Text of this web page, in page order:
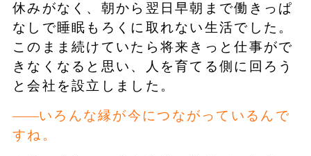
休みがなく、朝から翌日早朝まで働きっぱ
なしで睡眠もろくに取れない生活でした。
このまま続けていたら将来きっと仕事がで
きなくなると思い、人を育てる側に回ろう
と会社を設立しました。
いろんな縁が今につながっているんで
すね。